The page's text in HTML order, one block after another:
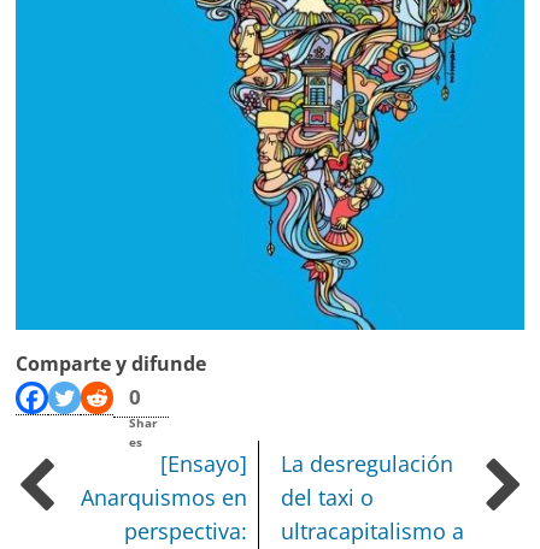
Comparte y difunde
0
Shar
es
[Ensayo]
Anarquismos en
perspectiva:
La desregulación
del taxi o
ultracapitalismo a